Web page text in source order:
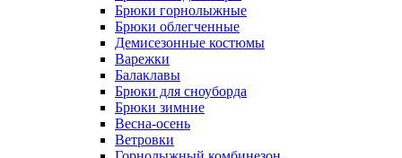
Брюки горнолыжные
Брюки облегченные
Демисезонные костюмы
Варежки
Балаклавы
Брюки для сноуборда
Брюки зимние
Весна-осень
Ветровки